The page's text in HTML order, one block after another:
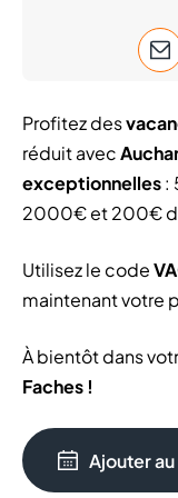
Profitez des
réduit avec
exceptionnelles:
2000€ et 200€
Utilisez le code
maintenant votre
À bientôt dans
Faches !
Ajouter